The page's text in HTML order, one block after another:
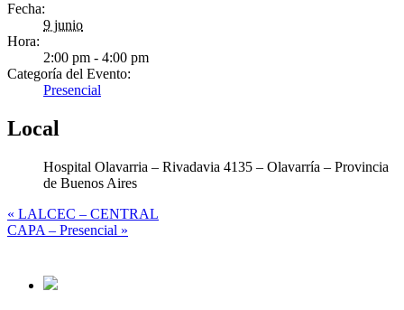
Fecha:
9 junio
Hora:
2:00 pm - 4:00 pm
Categoría del Evento:
Presencial
Local
Hospital Olavarria – Rivadavia 4135 – Olavarría – Provincia
de Buenos Aires
« LALCEC – CENTRAL
CAPA – Presencial »